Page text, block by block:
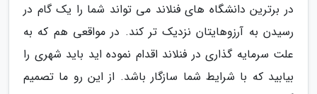
در برترین دانشگاه های فنلاند می تواند شما را یک گام در
رسیدن به آرزوهایتان نزدیک تر کند. در مواقعی هم که به
علت سرمایه گذاری در فنلاند اقدام نموده اید باید شهری را
بیابید که با شرایط شما سازگار باشد. از این رو ما تصمیم